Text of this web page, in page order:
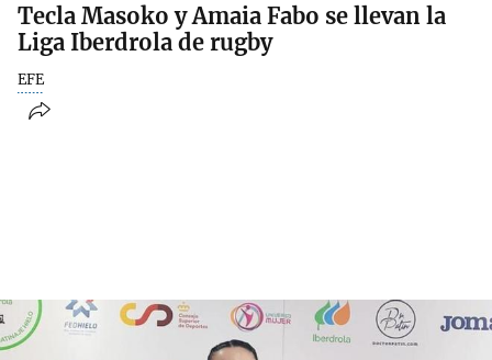
Tecla Masoko y Amaia Fabo se llevan la
Liga Iberdrola de rugby
EFE